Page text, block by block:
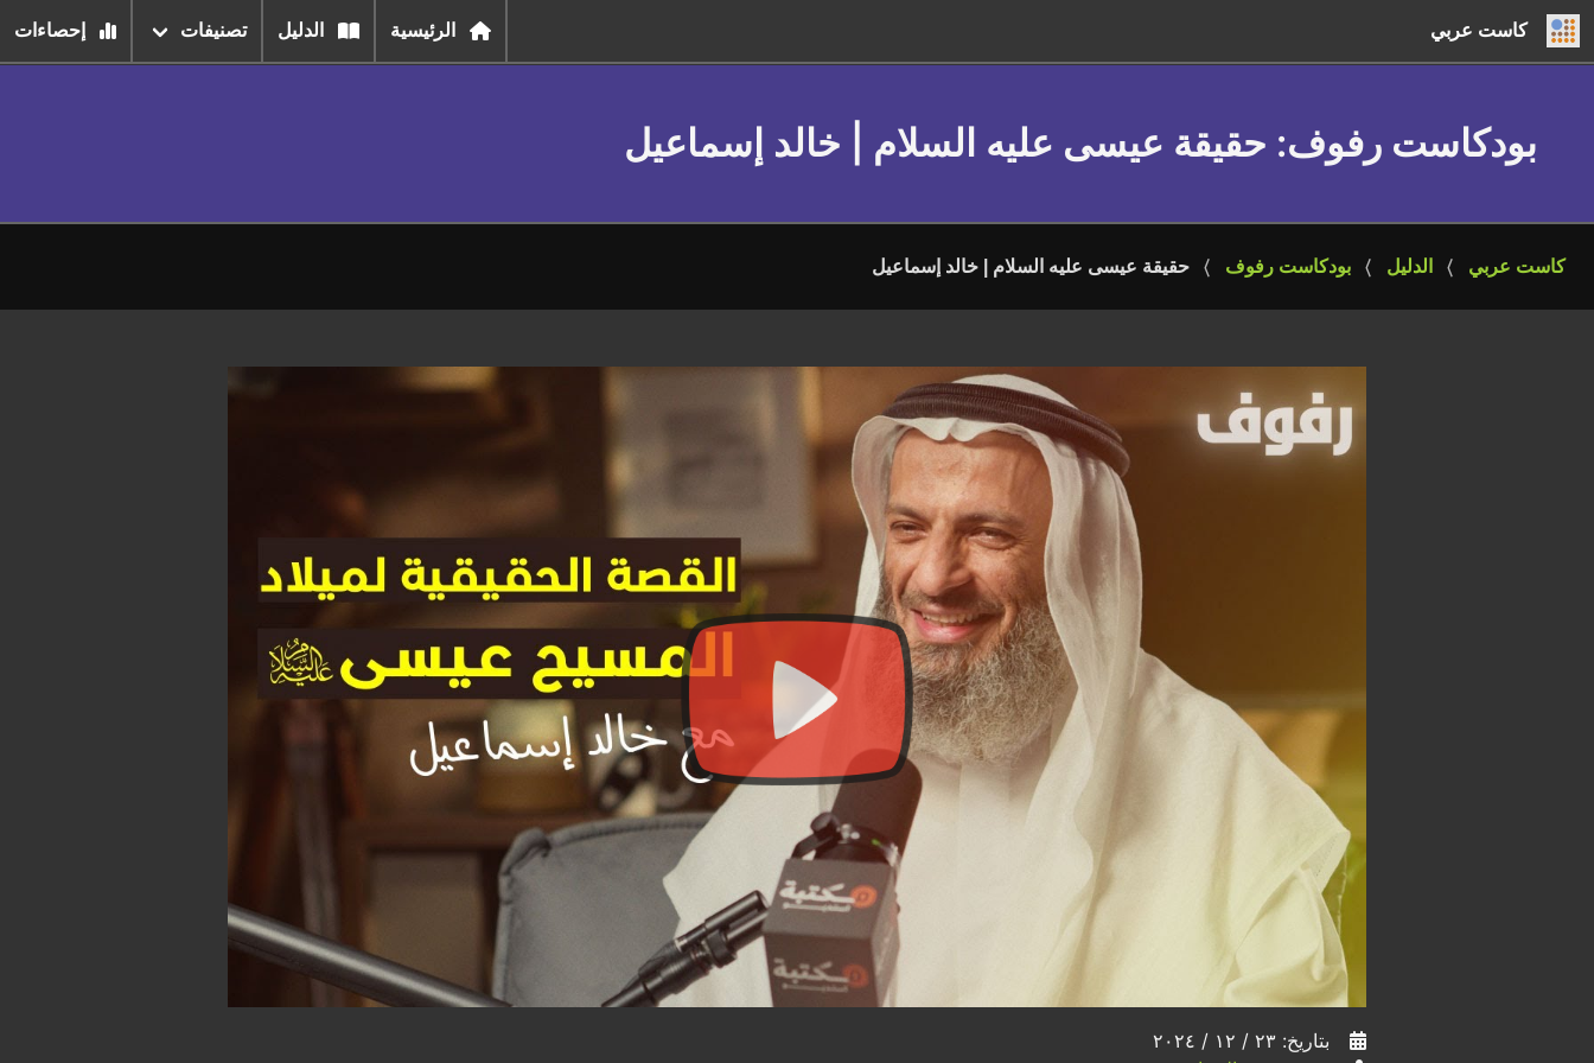
كاست عربي الرئيسية الدليل تصنيفات إحصاءات
بودكاست رفوف: حقيقة عيسى عليه السلام | خالد إسماعيل
كاست عربي الدليل بودكاست رفوف حقيقة عيسى عليه السلام | خالد إسماعيل
بتاريخ: ٢٣ / ١٢ / ٢٠٢٤